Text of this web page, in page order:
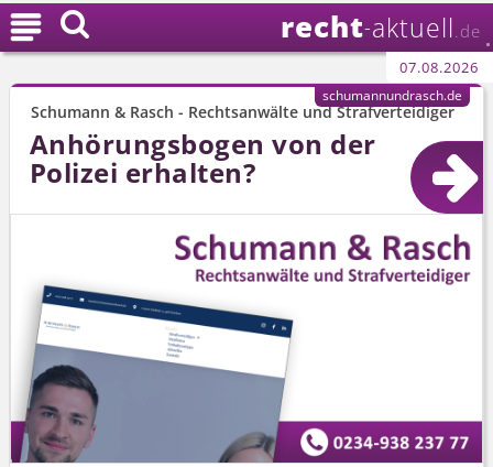
recht-aktuell .de
07.08.2026

Schumann & Rasch - Rechtsanwälte und Strafverteidiger
Anhörungsbogen von der
Polizei erhalten?
schumannundrasch.de